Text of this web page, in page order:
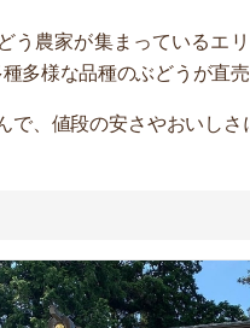
う農家が集まっているエ
多様な品種のぶどうが直売
で、値段の安さやおいしさ